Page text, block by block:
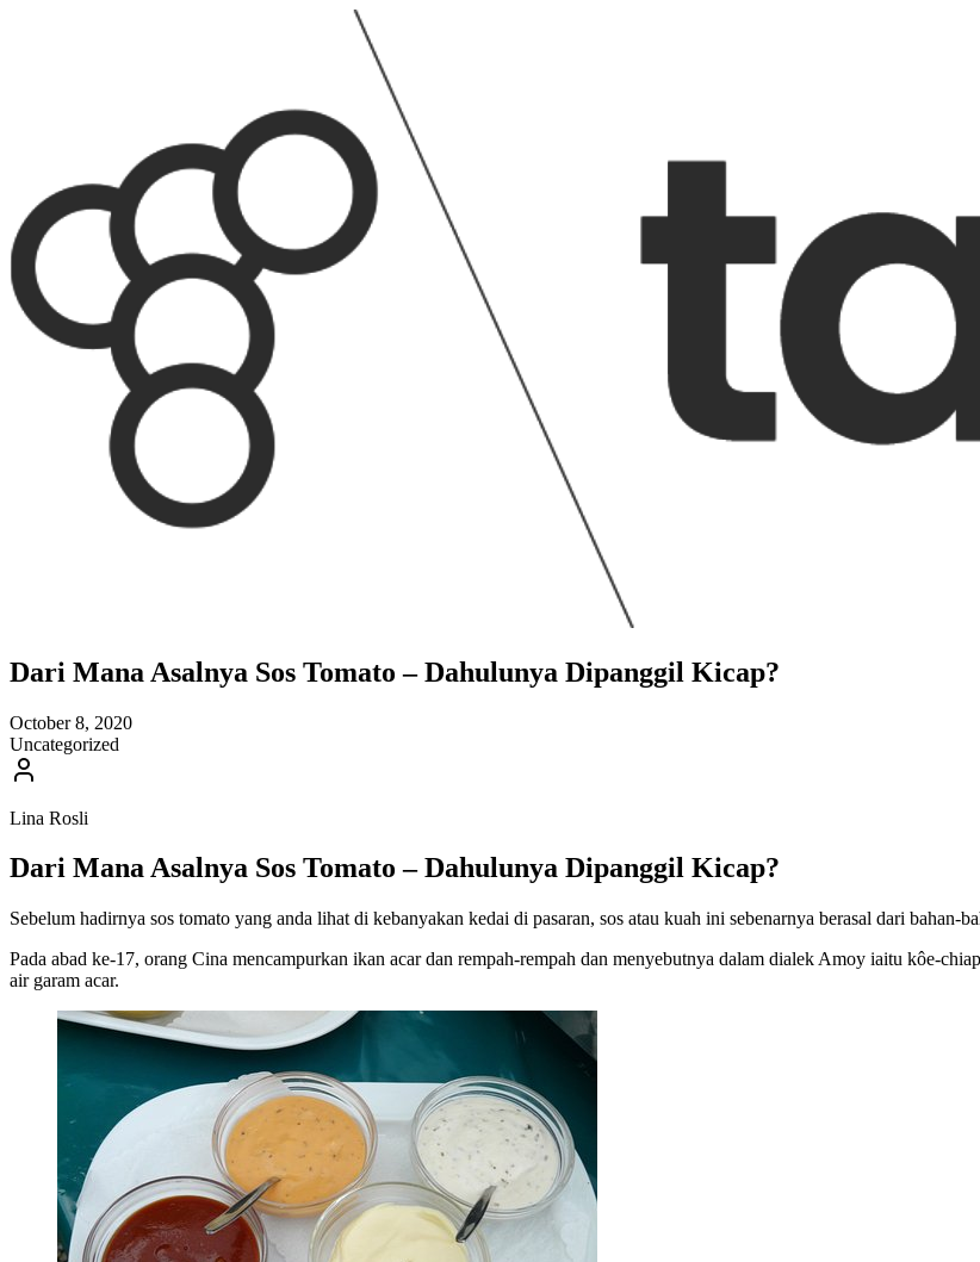
Dari Mana Asalnya Sos Tomato – Dahulunya Dipanggil Kicap?
October 8, 2020
Uncategorized
Lina Rosli
Dari Mana Asalnya Sos Tomato – Dahulunya Dipanggil Kicap?
Sebelum hadirnya sos tomato yang anda lihat di kebanyakan kedai di pasaran, sos atau kuah ini sebenarnya berasal dari bahan-
Pada abad ke-17, orang Cina mencampurkan ikan acar dan rempah-rempah dan menyebutnya dalam dialek Amoy iaitu kôe-
air garam acar.